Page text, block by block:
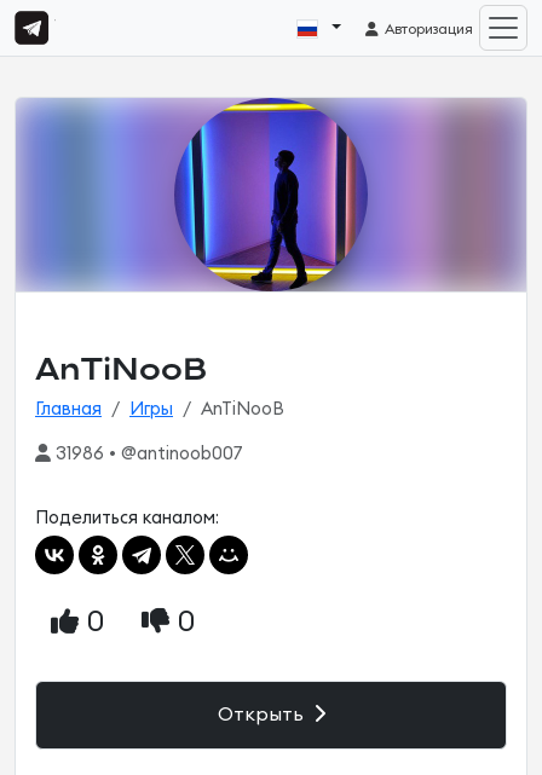
Авторизация
AnTiNooB
Главная Игры AnTiNooB
31986 • @antinoob007
Поделиться каналом:
0 0
Открыть